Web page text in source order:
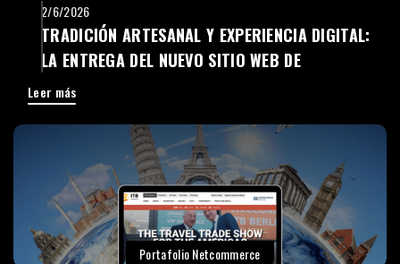
2/6/2026
TRADICIÓN ARTESANAL Y EXPERIENCIA DIGITAL:
LA ENTREGA DEL NUEVO SITIO WEB DE
CERÁMICA SAN PEDRO
Leer más
Portafolio Netcommerce